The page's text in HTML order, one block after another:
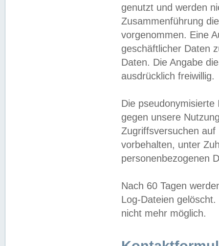
genutzt und werden
Zusammenführung
vorgenommen. Eine
geschäftlicher Daten
Daten. Die Angabe
ausdrücklich freiwillig.
Die
gegen unsere
Zugriffsversuchen
vorbehalten, unter
personenbezogenen
Nach 60 Tagen
Log-Dateien
nicht mehr möglich.